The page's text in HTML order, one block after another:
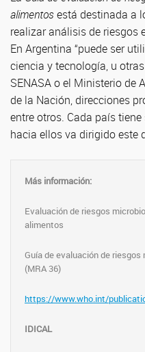
alimentosestá destinada a
realizar análisis de riesgos
En Argentina “puede ser
ciencia y tecnología, u
SENASA o el Ministerio de
de la Nación, direcciones
entre otros. Cada país
hacia ellos va dirigido este
Más información:
Evaluación de riesgos
alimentos
Guía de evaluación de
(MRA 36)
https://www.who.int/
IDICAL